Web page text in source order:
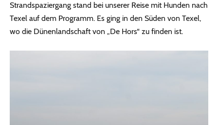
Strandspaziergang stand bei unserer Reise mit Hunden nach
Texel auf dem Programm. Es ging in den Süden von Texel,
wo die Dünenlandschaft von „De Hors“ zu finden ist.